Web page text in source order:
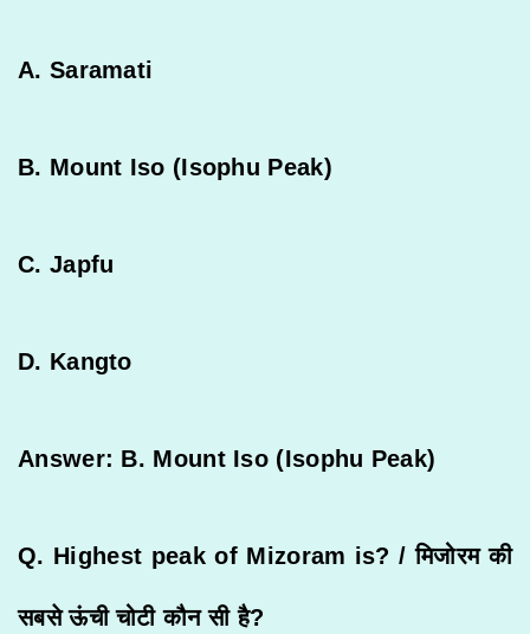
A. Saramati
B. Mount Iso (Isophu Peak)
C. Japfu
D. Kangto
Answer: B. Mount Iso (Isophu Peak)
Q. Highest peak of Mizoram is? /मिजोरम की
सबसे ऊंची चोटी कौन सी है?